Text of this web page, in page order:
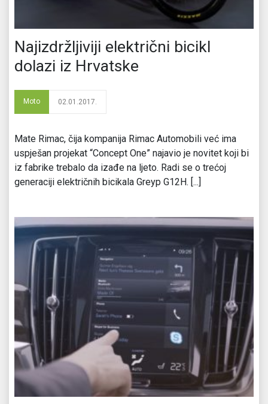
Najizdržljiviji električni bicikl
dolazi iz Hrvatske
Moto 02.01.2017.
Mate Rimac, čija kompanija Rimac Automobili već ima
uspješan projekat “Concept One” najavio je novitet koji bi
iz fabrike trebalo da izađe na ljeto. Radi se o trećoj
generaciji električnih bicikala Greyp G12H. [...]